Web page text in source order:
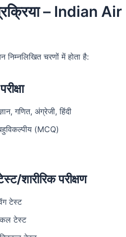
– Indian Air
निम्नलिखित चरणों में होता है:
गणित, अंग्रेजी, हिंदी
(MCQ)
शारीरिक परीक्षण
टेस्ट
टेस्ट